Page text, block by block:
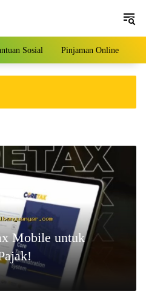
Sosial Pinjaman Online
Mobile untuk